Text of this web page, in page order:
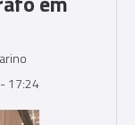
17:24